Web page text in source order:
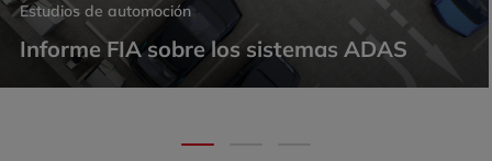
Estudios de automoción
Informe FIA sobre los sistemas ADAS